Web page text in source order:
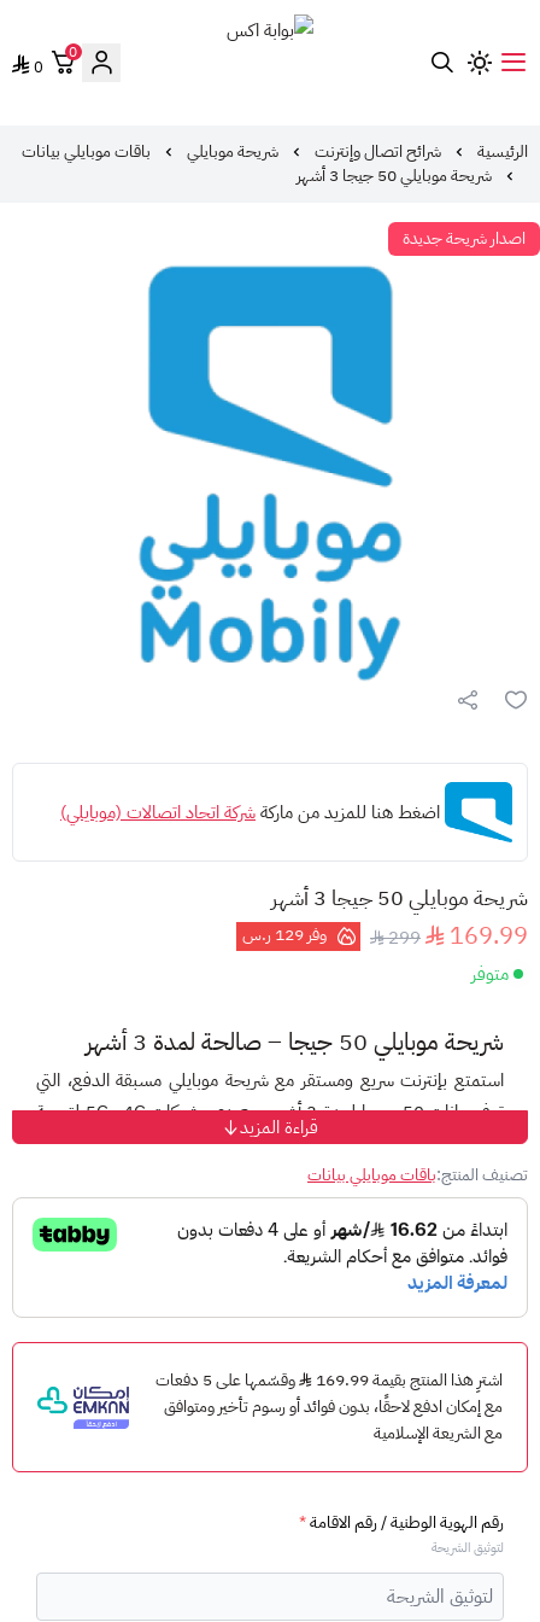
0
0
الرئيسية شرائح اتصال وإنترنت شريحة موبايلي
باقات موبايلي بيانات
شريحة موبايلي 50 جيجا 3 أشهر
اصدار شريحة جديدة
اضغط هنا للمزيد من ماركةشركة اتحاد اتصالات (موبايلي)
شريحة موبايلي 50 جيجا 3 أشهر
169.99
299 وفر129 ر.س
متوفر
شريحة موبايلي 50 جيجا – صالحة لمدة 3 أشهر
استمتع بإنترنت سريع ومستقر معشريحة موبايلي مسبقة الدفع، التي
توفربيانات 50 جيجا لمدة 3 أشهر ، مع دعم شبكات4G و5G
لتجربة
اتصال مثالية على الجوال أو الراوتر.
✅ مميزات الشريحة:
بيانات50 جيجا لمدة 3 أشهر
دعم شبكات
تعمل على جميع الأجهزة (الجوال أو الراوتر)
بدون عقود أو التزامات طويلة
⏱️ آلية التفعيل:
أوقات التفعيل اليومية:
من8:00 صباحًا إلى 11:00 صباحًا
من4:00 عصرًا إلى 10:00 مساءً
قراءة المزيد
تصنيف المنتج:باقات موبايلي بيانات
اشترِ هذا المنتج بقيمة 169.99
وقسّمها على 5 دفعات
مع إمكان ادفع لاحقًا، بدون فوائد أو رسوم تأخير ومتوافق
مع الشريعة الإسلامية
رقم الهوية الوطنية / رقم الاقامة*
لتوثيق الشريحة